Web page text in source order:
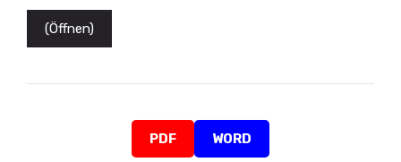
(Öffnen)
PDF WORD